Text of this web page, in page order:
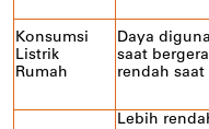
Konsumsi
Listrik
Rumah
Daya
saat
rendah
Lebih